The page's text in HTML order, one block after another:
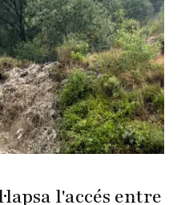
l'accés entre